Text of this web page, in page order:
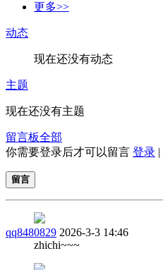
更多>>
动态
现在还没有动态
主题
现在还没有主题
留言板全部
你需要登录后才可以留言 登录 |
留言
qq8480829 2026-3-3 14:46
zhichi~~~